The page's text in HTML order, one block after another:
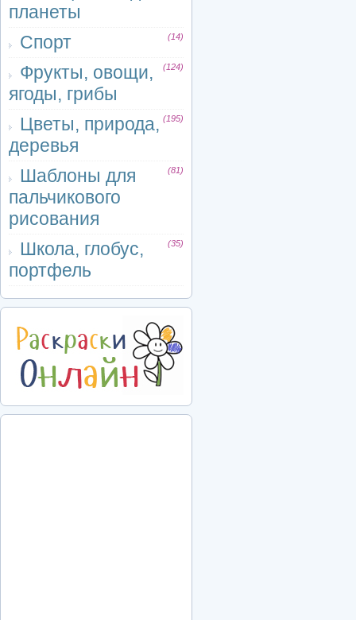
планеты
Спорт
(14)
Фрукты, овощи,
ягоды, грибы
(124)
Цветы, природа,
деревья
(195)
Шаблоны для
пальчикового
рисования
(81)
Школа, глобус,
портфель
(35)